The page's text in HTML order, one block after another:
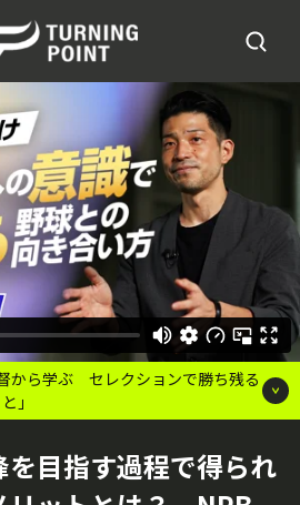
から学ぶ セレクションで勝ち残る
｣
目指す過程で得られ